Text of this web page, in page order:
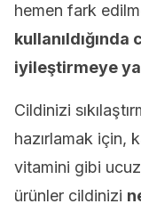
hemen fark
iyileştirmeye
Cildinizi
hazırlamak için,
vitamini gibi
ürünler cildinizi